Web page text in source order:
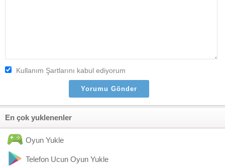
Kullanım Şartlarını kabul ediyorum
En çok yuklenenler
Oyun Yukle
Telefon Ucun Oyun Yukle